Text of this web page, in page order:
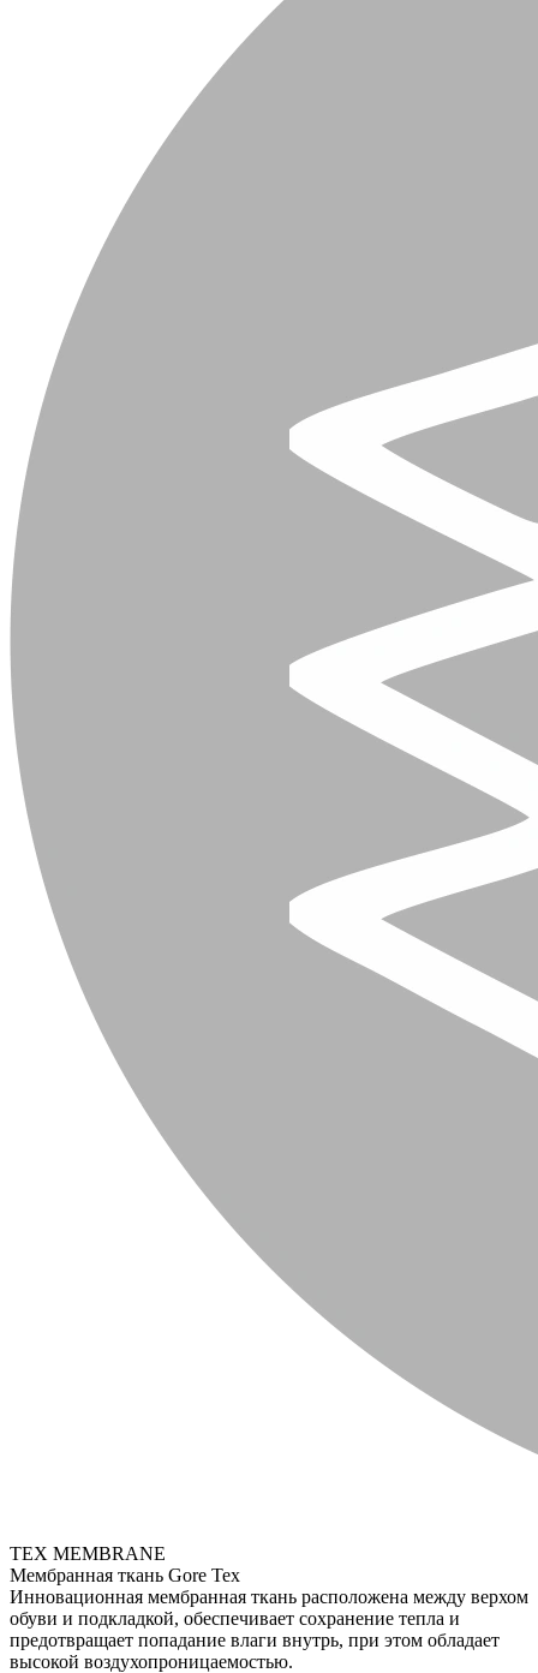
TEX MEMBRANE
Мембранная ткань Gore Tex
Инновационная мембранная ткань расположена между верхом
обуви и подкладкой, обеспечивает сохранение тепла и
предотвращает попадание влаги внутрь, при этом обладает
высокой воздухопроницаемостью.